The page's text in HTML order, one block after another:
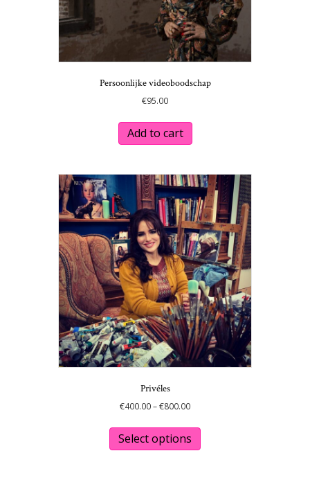
Persoonlijke videoboodschap
€95.00
Add to cart
Privéles
€400.00–€800.00Price
€400.00
through
€800.00
Select options
has